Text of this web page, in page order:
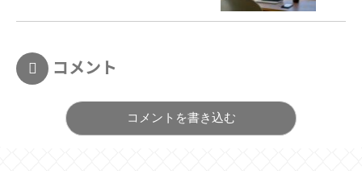
コメント
コメントを書き込む